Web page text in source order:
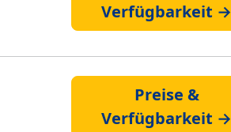
Verfügbarkeit →
Preise &
Verfügbarkeit →